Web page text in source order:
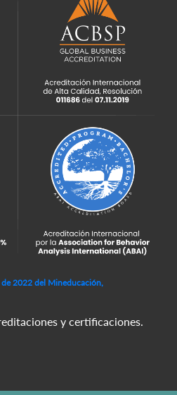
2022 del Mineducación,
y certificaciones.